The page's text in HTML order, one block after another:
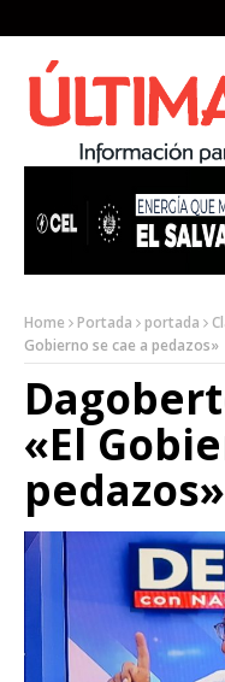
Home Portada portada
Gobierno se cae a pedazos»
«El
pedazos»